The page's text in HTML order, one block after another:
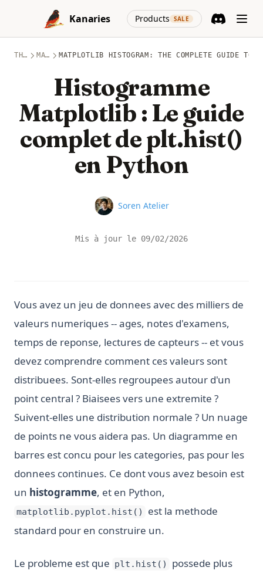
Skip to content
Kanaries
Products SALE
(opens in a
THÈMES MATPLOTLIB MATPLOTLIB HISTOGRAM: THE COMPLETE GUIDE
Histogramme
Matplotlib : Le guide
complet de plt.hist()
en Python
Name
Soren Atelier
Mis à jour le 09/02/2026
Vous avez un jeu de donnees avec des milliers de
valeurs numeriques -- ages, notes d'examens,
temps de reponse, lectures de capteurs -- et vous
devez comprendre comment ces valeurs sont
distribuees. Sont-elles regroupees autour d'un
point central ? Biaisees vers une extremite ?
Suivent-elles une distribution normale ? Un nuage
de points ne vous aidera pas. Un diagramme en
barres est concu pour les categories, pas pour les
donnees continues. Ce dont vous avez besoin est
un histogramme, et en Python,
matplotlib.pyplot.hist()
est la methode
standard pour en construire un.
Le probleme est que plt.hist()
possede plus